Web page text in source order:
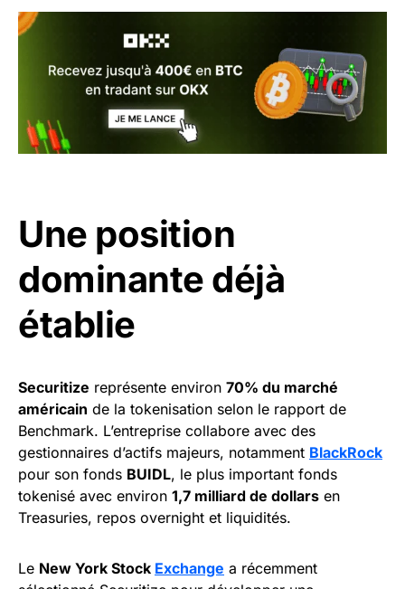
Une position
dominante déjà
établie
Securitize représente environ 70% du marché
américain de la tokenisation selon le rapport de
Benchmark. L’entreprise collabore avec des
gestionnaires d’actifs majeurs, notamment BlackRock
pour son fonds BUIDL, le plus important fonds
tokenisé avec environ 1,7 milliard de dollars en
Treasuries, repos overnight et liquidités.
Le New York Stock Exchange a récemment